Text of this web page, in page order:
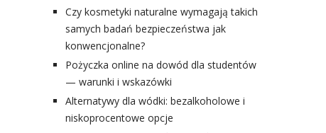
Czy kosmetyki naturalne wymagają takich
samych badań bezpieczeństwa jak
konwencjonalne?
Pożyczka online na dowód dla studentów
— warunki i wskazówki
Alternatywy dla wódki: bezalkoholowe i
niskoprocentowe opcje